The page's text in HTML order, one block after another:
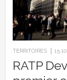
TERRITOIRES
RATP